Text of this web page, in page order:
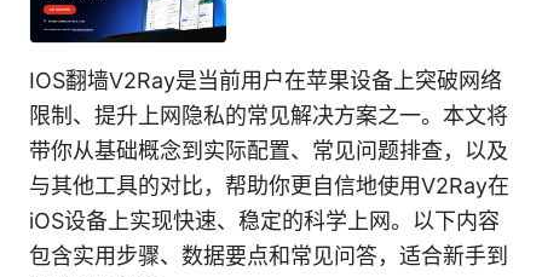
IOS翻墙V2Ray是当前用户在苹果设备上突破网络
限制、提升上网隐私的常见解决方案之一。本文将
带你从基础概念到实际配置、常见问题排查，以及
与其他工具的对比，帮助你更自信地使用V2Ray在
iOS设备上实现快速、稳定的科学上网。以下内容
包含实用步骤、数据要点和常见问答，适合新手到